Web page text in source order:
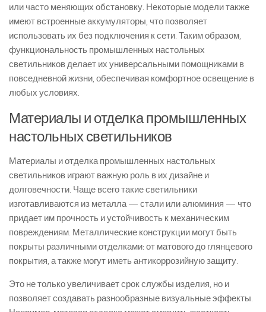
или часто меняющих обстановку. Некоторые модели также
имеют встроенные аккумуляторы, что позволяет
использовать их без подключения к сети. Таким образом,
функциональность промышленных настольных
светильников делает их универсальными помощниками в
повседневной жизни, обеспечивая комфортное освещение в
любых условиях.
Материалы и отделка промышленных
настольных светильников
Материалы и отделка промышленных настольных
светильников играют важную роль в их дизайне и
долговечности. Чаще всего такие светильники
изготавливаются из металла — стали или алюминия — что
придает им прочность и устойчивость к механическим
повреждениям. Металлические конструкции могут быть
покрыты различными отделками: от матового до глянцевого
покрытия, а также могут иметь антикоррозийную защиту.
Это не только увеличивает срок службы изделия, но и
позволяет создавать разнообразные визуальные эффекты.